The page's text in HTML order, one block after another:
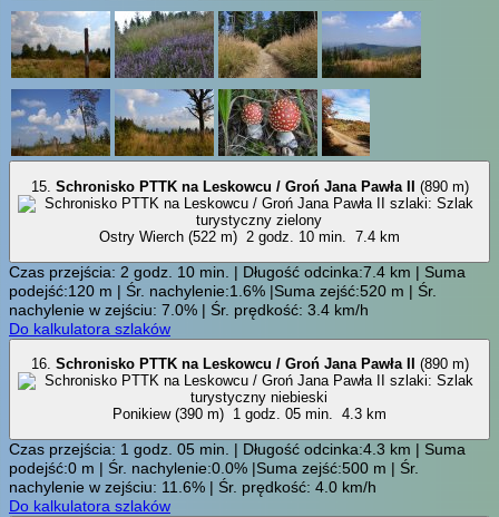
15. Schronisko PTTK na Leskowcu / Groń Jana Pawła II (890 m)
Ostry Wierch (522 m) 2 godz. 10 min. 7.4 km
Czas przejścia: 2 godz. 10 min. | Długość odcinka:7.4 km | Suma
podejść:120 m | Śr. nachylenie:1.6% |Suma zejść:520 m | Śr.
nachylenie w zejściu: 7.0% | Śr. prędkość: 3.4 km/h
Do kalkulatora szlaków
16. Schronisko PTTK na Leskowcu / Groń Jana Pawła II (890 m)
Ponikiew (390 m) 1 godz. 05 min. 4.3 km
Czas przejścia: 1 godz. 05 min. | Długość odcinka:4.3 km | Suma
podejść:0 m | Śr. nachylenie:0.0% |Suma zejść:500 m | Śr.
nachylenie w zejściu: 11.6% | Śr. prędkość: 4.0 km/h
Do kalkulatora szlaków